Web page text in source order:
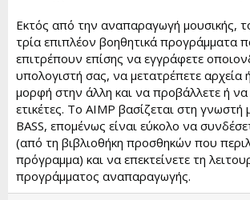
Εκτός από την αναπαραγωγή μουσικής,
τρία επιπλέον βοηθητικά προγράμματα
επιτρέπουν επίσης να εγγράφετε
υπολογιστή σας, να μετατρέπετε αρχεία
μορφή στην άλλη και να προβάλλετε ή να
ετικέτες. Το AIMP βασίζεται στη γνωστή
BASS, επομένως είναι εύκολο να
(από τη βιβλιοθήκη προσθηκών που
πρόγραμμα) και να επεκτείνετε τη
προγράμματος αναπαραγωγής.